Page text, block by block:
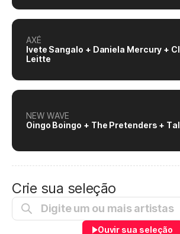
AXÉ
Ivete Sangalo + Daniela Mercury +
Leitte
NEW WAVE
Oingo Boingo + The Pretenders +
Crie sua seleção
Ouvir sua seleção